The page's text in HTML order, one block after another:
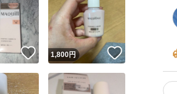
いいね！
1,800円